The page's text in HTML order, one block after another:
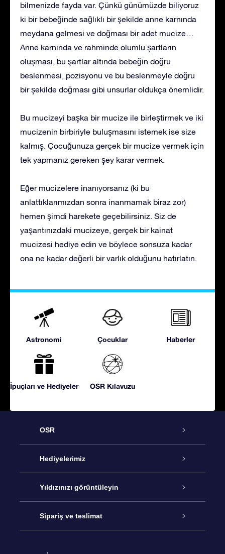
bilmenizde fayda var. Çünkü günümüzde biliyoruz
ki bir bebeğinde sağlıklı bir şekilde anne karnında
meydana gelmesi ve doğması bir adet mucize…
Anne karnında ve rahminde olumlu şartların
oluşması, bu şartlar altında bebeğin doğru
beslenmesi, pozisyonu ve bu beslenmeyle doğru
bir şekilde doğması gibi unsurlar oldukça önemlidir.
Bu mucizeyi başka bir mucize ile birleştirmek ve iki
mucizenin birbiriyle buluşmasını istemek ise size
kalmış. Çocuğunuza gerçek bir mucize vermek için
tek yapmanız gereken şey karar vermek.
Eğer mucizelere inanıyorsanız (ki bu
anlattıklarımızdan sonra inanmamak biraz zor)
hemen şimdi harekete geçebilirsiniz. Siz de
yaşantınızdaki mucizeye, gerçek bir kainat
mucizesi hediye edin ve böylece sonsuza kadar
ona ne kadar değerli bir varlık olduğunu hatırlatın.
Astronomi Çocuklar Haberler
İpuçları ve Hediyeler OSR Kılavuzu
OSR
Hizmet
İletişim
Blogu
Hediyelerimiz
Çevrimiçi Yıldız Hediyesi
OSR Hediye Paketi
Yıldızınızı görüntüleyin
Star Register
Sipariş ve teslimat